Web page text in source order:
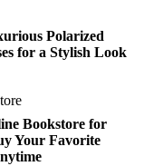
Polarized
for a Stylish Look
Bookstore for
Your Favorite